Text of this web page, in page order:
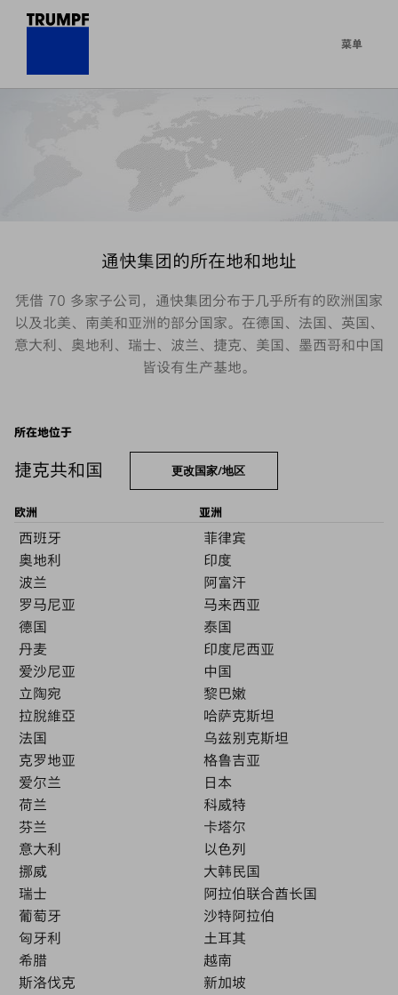
菜单
通快集团的所在地和地址
凭借 70 多家子公司，通快集团分布于几乎所有的欧洲国家
以及北美、南美和亚洲的部分国家。在德国、法国、英国、
意大利、奥地利、瑞士、波兰、捷克、美国、墨西哥和中国
皆设有生产基地。
所在地位于
捷克共和国 更改国家/地区
欧洲
西班牙
奥地利
波兰
罗马尼亚
德国
丹麦
爱沙尼亚
立陶宛
拉脫維亞
法国
克罗地亚
爱尔兰
荷兰
芬兰
意大利
挪威
瑞士
葡萄牙
匈牙利
希腊
斯洛伐克
亚洲
菲律宾
印度
阿富汗
马来西亚
泰国
印度尼西亚
中国
黎巴嫩
哈萨克斯坦
乌兹别克斯坦
格鲁吉亚
日本
科威特
卡塔尔
以色列
大韩民国
阿拉伯联合酋长国
沙特阿拉伯
土耳其
越南
新加坡